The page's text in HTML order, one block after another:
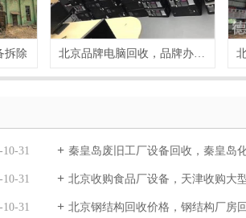
拆除 北京品牌电脑回收，品牌办公电脑回收
10-31 秦皇岛废旧工厂设备回收，秦皇岛化工
10-31 北京收购食品厂设备，天津收购大
10-31 北京钢结构回收价格，钢结构厂房